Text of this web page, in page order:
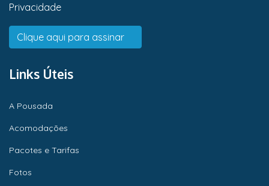
Privacidade
Links Úteis
A Pousada
Acomodações
Pacotes e Tarifas
Fotos